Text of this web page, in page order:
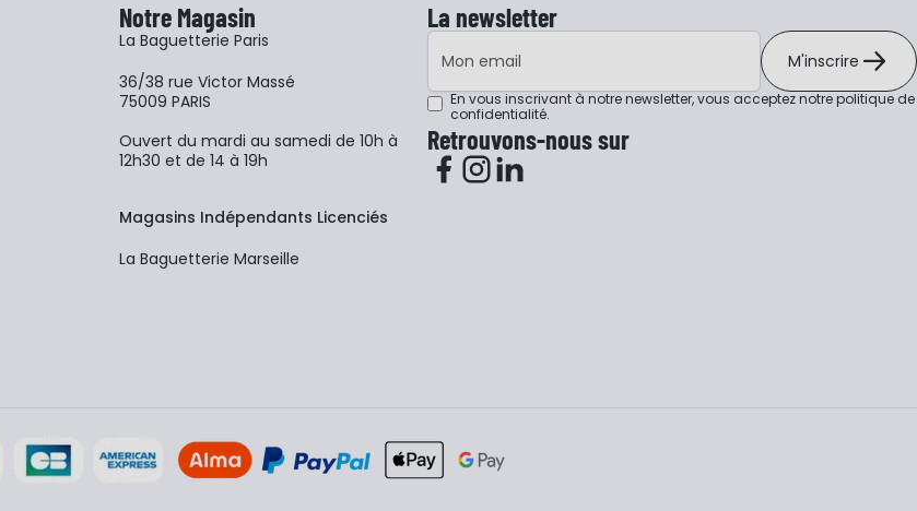
Notre Magasin
La Baguetterie Paris
36/38 rue Victor Massé
75009 PARIS
Ouvert du mardi au samedi de 10h à
12h30 et de 14 à 19h
Magasins Indépendants Licenciés
La Baguetterie Marseille
La newsletter
Adresse e-mail
M'inscrire
En vous inscrivant à notre newsletter, vous acceptez notrepolitique de
confidentialité.
Retrouvons-nous sur